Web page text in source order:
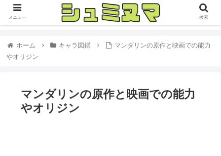
ホーム キャラ図鑑
マンダリンの原作と映画での能力
やオリジン
マンダリンの原作と映画での能力
やオリジン
メニュー 検索